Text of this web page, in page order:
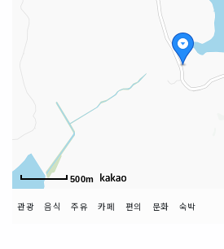
500m
관광 음식 주유 카페 편의 문화 숙박